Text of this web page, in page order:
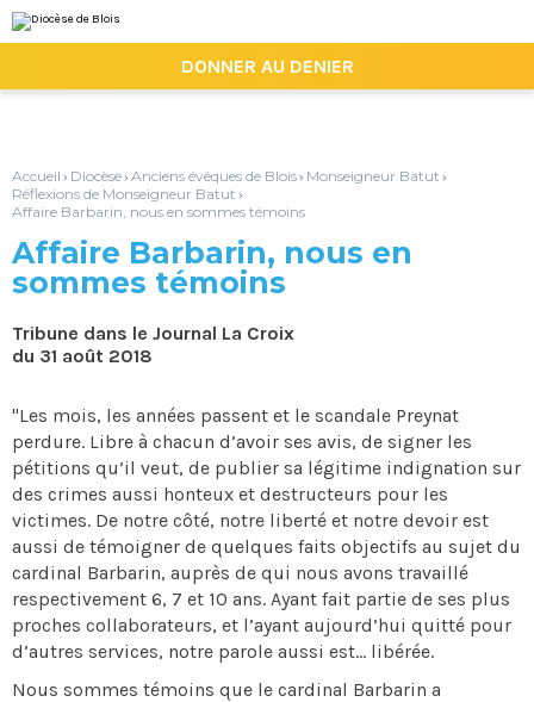
au
contenu.
la
personnels
DONNER AU DENIER
Accueil › Diocèse› Anciens évêques de Blois› Monseigneur Batut ›
Réflexions de Monseigneur Batut ›
Affaire Barbarin, nous en sommes témoins
Affaire Barbarin, nous en
sommes témoins
Tribune dans le Journal La Croix
du 31 août 2018
"Les mois, les années passent et le scandale Preynat
perdure. Libre à chacun d’avoir ses avis, de signer les
pétitions qu’il veut, de publier sa légitime indignation sur
des crimes aussi honteux et destructeurs pour les
victimes. De notre côté, notre liberté et notre devoir est
aussi de témoigner de quelques faits objectifs au sujet du
cardinal Barbarin, auprès de qui nous avons travaillé
respectivement 6, 7 et 10 ans. Ayant fait partie de ses plus
proches collaborateurs, et l’ayant aujourd’hui quitté pour
d’autres services, notre parole aussi est… libérée.
Nous sommes témoins que le cardinal Barbarin a